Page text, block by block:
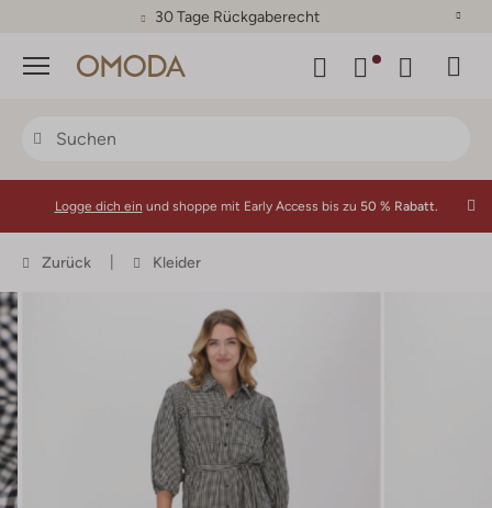
30 Tage Rückgaberecht
Menü
Logge dich ein und shoppe mit Early Access bis zu 50 % Rabatt.
Zurück Kleider